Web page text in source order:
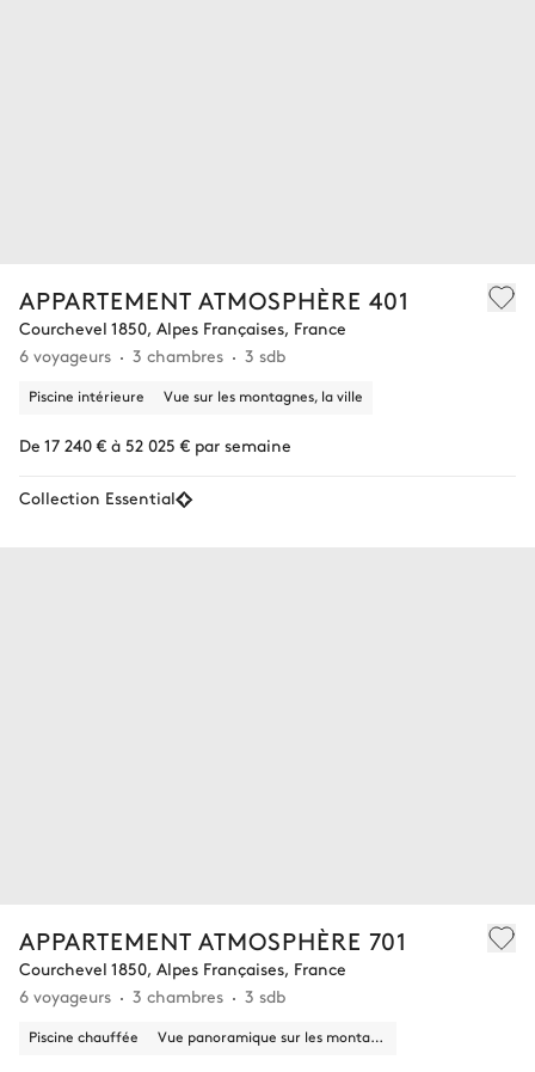
APPARTEMENT ATMOSPHÈRE 401
Courchevel 1850, Alpes Françaises, France
6 voyageurs
3 chambres 3 sdb
Piscine intérieure Vue sur les montagnes, la ville
De 17 240 € à 52 025 € par semaine
Collection Essential
APPARTEMENT ATMOSPHÈRE 701
Courchevel 1850, Alpes Françaises, France
6 voyageurs
3 chambres 3 sdb
Piscine chauffée Vue panoramique sur les montagnes